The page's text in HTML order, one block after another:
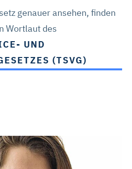
genauer ansehen, finden
Wortlaut des
UND
(TSVG)